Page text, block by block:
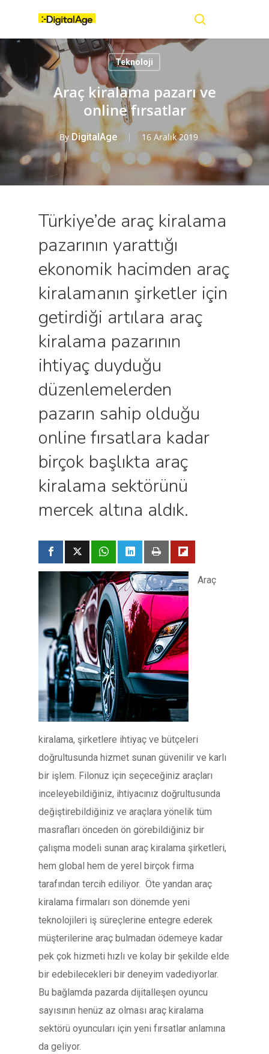
content
Teknoloji
Araç kiralama pazarı ve
online fırsatlar
By DigitalAge 16 Aralık 2019
Türkiye’de araç kiralama
pazarının yarattığı
ekonomik hacimden araç
kiralamanın şirketler için
getirdiği artılara araç
kiralama pazarının
ihtiyaç duyduğu
düzenlemelerden
pazarın sahip olduğu
online fırsatlara kadar
birçok başlıkta araç
kiralama sektörünü
mercek altına aldık.
Araç
kiralama, şirketlere ihtiyaç ve bütçeleri
doğrultusunda hizmet sunan güvenilir ve karlı
bir işlem. Filonuz için seçeceğiniz araçları
inceleyebildiğiniz, ihtiyacınız doğrultusunda
değiştirebildiğiniz ve araçlara yönelik tüm
masrafları önceden ön görebildiğiniz bir
çalışma modeli sunan araç kiralama şirketleri,
hem global hem de yerel birçok firma
tarafından tercih ediliyor. Öte yandan araç
kiralama firmaları son dönemde yeni
teknolojileri iş süreçlerine entegre ederek
müşterilerine araç bulmadan ödemeye kadar
pek çok hizmeti hızlı ve kolay bir şekilde elde
bir edebilecekleri bir deneyim vadediyorlar.
Bu bağlamda pazarda dijitalleşen oyuncu
sayısının henüz az olması araç kiralama
sektörü oyuncuları için yeni fırsatlar anlamına
da geliyor.